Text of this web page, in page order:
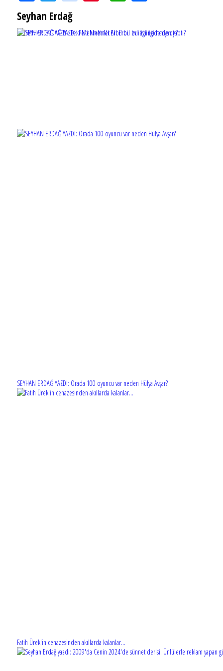
Seyhan Erdağ
SEYHAN ERDAĞ YAZDI: Peki Mehmet Ali Erbil bu evliliği neden yaptı?
SEYHAN ERDAĞ YAZDI: Orada 100 oyuncu var neden Hülya Avşar?
Fatih Ürek'in cenazesinden akıllarda kalanlar...